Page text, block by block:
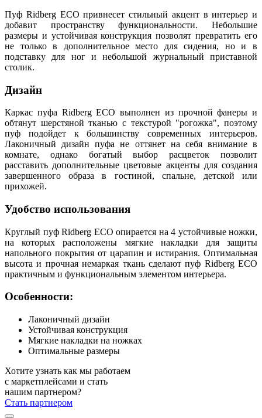
Пуф Ridberg ECO привнесет стильный акцент в интерьер и
добавит пространству функциональности. Небольшие
размеры и устойчивая конструкция позволят превратить его
не только в дополнительное место для сидения, но и в
подставку для ног и небольшой журнальный приставной
столик.
Дизайн
Каркас пуфа Ridberg ECO выполнен из прочной фанеры и
обтянут шерстяной тканью с текстурой "рогожка", поэтому
пуф подойдет к большинству современных интерьеров.
Лаконичный дизайн пуфа не оттянет на себя внимание в
комнате, однако богатый выбор расцветок позволит
расставить дополнительные цветовые акценты для создания
завершенного образа в гостиной, спальне, детской или
прихожей.
Удобство использования
Круглый пуф Ridberg ECO опирается на 4 устойчивые ножки,
на которых расположены мягкие накладки для защиты
напольного покрытия от царапин и истирания. Оптимальная
высота и прочная немаркая ткань сделают пуф Ridberg ECO
практичным и функциональным элементом интерьера.
Особенности:
Лаконичный дизайн
Устойчивая конструкция
Мягкие накладки на ножках
Оптимальные размеры
Хотите узнать как мы работаем
с маркетплейсами и стать
нашим партнером?
Стать партнером